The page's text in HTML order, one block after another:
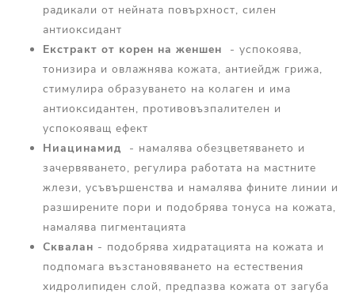
радикали от нейната повърхност, силен
антиоксидант
Екстракт от корен на женшен - успокоява,
тонизира и овлажнява кожата, антиейдж грижа,
стимулира образуването на колаген и има
антиоксидантен, противовъзпалителен и
успокояващ ефект
Ниацинамид - намалява обезцветяването и
зачервяването, регулира работата на мастните
жлези, усъвършенства и намалява фините линии и
разширените пори и подобрява тонуса на кожата,
намалява пигментацията
Сквалан - подобрява хидратацията на кожата и
подпомага възстановяването на естествения
хидролипиден слой, предпазва кожата от загуба